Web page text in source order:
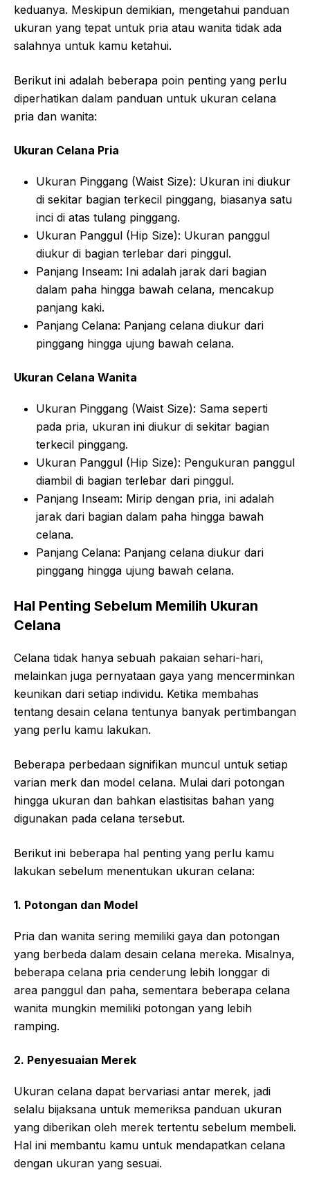
keduanya. Meskipun demikian, mengetahui panduan
ukuran yang tepat untuk pria atau wanita tidak ada
salahnya untuk kamu ketahui.
Berikut ini adalah beberapa poin penting yang perlu
diperhatikan dalam panduan untuk ukuran celana
pria dan wanita:
Ukuran Celana Pria
Ukuran Pinggang (Waist Size): Ukuran ini diukur
di sekitar bagian terkecil pinggang, biasanya satu
inci di atas tulang pinggang.
Ukuran Panggul (Hip Size): Ukuran panggul
diukur di bagian terlebar dari pinggul.
Panjang Inseam: Ini adalah jarak dari bagian
dalam paha hingga bawah celana, mencakup
panjang kaki.
Panjang Celana: Panjang celana diukur dari
pinggang hingga ujung bawah celana.
Ukuran Celana Wanita
Ukuran Pinggang (Waist Size): Sama seperti
pada pria, ukuran ini diukur di sekitar bagian
terkecil pinggang.
Ukuran Panggul (Hip Size): Pengukuran panggul
diambil di bagian terlebar dari pinggul.
Panjang Inseam: Mirip dengan pria, ini adalah
jarak dari bagian dalam paha hingga bawah
celana.
Panjang Celana: Panjang celana diukur dari
pinggang hingga ujung bawah celana.
Hal Penting Sebelum Memilih Ukuran
Celana
Celana tidak hanya sebuah pakaian sehari-hari,
melainkan juga pernyataan gaya yang mencerminkan
keunikan dari setiap individu. Ketika membahas
tentang desain celana tentunya banyak pertimbangan
yang perlu kamu lakukan.
Beberapa perbedaan signifikan muncul untuk setiap
varian merk dan model celana. Mulai dari potongan
hingga ukuran dan bahkan elastisitas bahan yang
digunakan pada celana tersebut.
Berikut ini beberapa hal penting yang perlu kamu
lakukan sebelum menentukan ukuran celana:
1. Potongan dan Model
Pria dan wanita sering memiliki gaya dan potongan
yang berbeda dalam desain celana mereka. Misalnya,
beberapa celana pria cenderung lebih longgar di
area panggul dan paha, sementara beberapa celana
wanita mungkin memiliki potongan yang lebih
ramping.
2. Penyesuaian Merek
Ukuran celana dapat bervariasi antar merek, jadi
selalu bijaksana untuk memeriksa panduan ukuran
yang diberikan oleh merek tertentu sebelum membeli.
Hal ini membantu kamu untuk mendapatkan celana
dengan ukuran yang sesuai.